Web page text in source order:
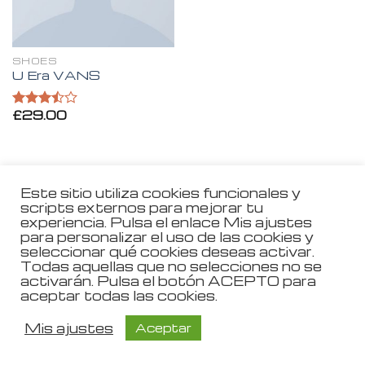
SHOES
U Era VANS
Valorado
£29.00
Aviso Legal
Política de Privacidad
Política de Cookies
Copyright 2026 ©
Este sitio utiliza cookies funcionales y
scripts externos para mejorar tu
experiencia. Pulsa el enlace Mis ajustes
para personalizar el uso de las cookies y
seleccionar qué cookies deseas activar.
Todas aquellas que no selecciones no se
activarán. Pulsa el botón ACEPTO para
aceptar todas las cookies.
Mis ajustes
Aceptar